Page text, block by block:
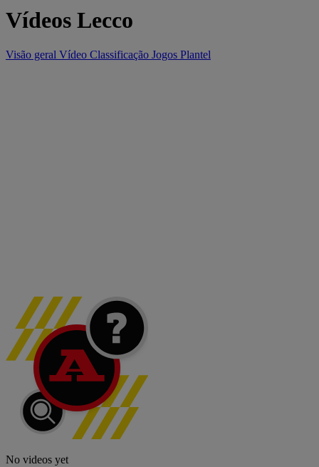
Vídeos Lecco
Visão geral Vídeo Classificação Jogos Plantel
No videos yet